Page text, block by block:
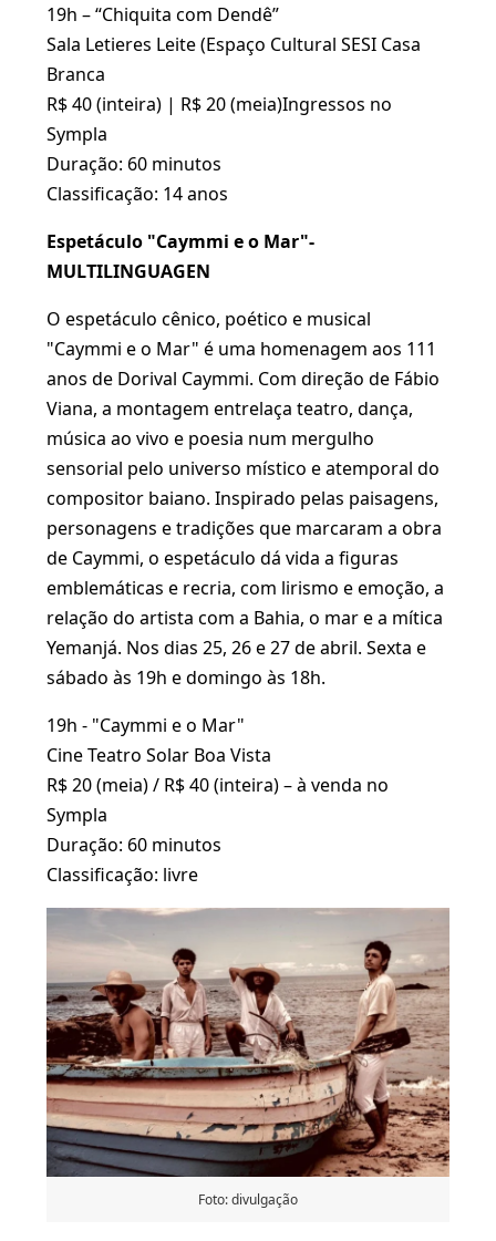
19h – “Chiquita com Dendê”
Sala Letieres Leite (Espaço Cultural SESI Casa
Branca
R$ 40 (inteira) | R$ 20 (meia)Ingressos no
Sympla
Duração: 60 minutos
Classificação: 14 anos
Espetáculo "Caymmi e o Mar"-
MULTILINGUAGEN
O espetáculo cênico, poético e musical
"Caymmi e o Mar" é uma homenagem aos 111
anos de Dorival Caymmi. Com direção de Fábio
Viana, a montagem entrelaça teatro, dança,
música ao vivo e poesia num mergulho
sensorial pelo universo místico e atemporal do
compositor baiano. Inspirado pelas paisagens,
personagens e tradições que marcaram a obra
de Caymmi, o espetáculo dá vida a figuras
emblemáticas e recria, com lirismo e emoção, a
relação do artista com a Bahia, o mar e a mítica
Yemanjá. Nos dias 25, 26 e 27 de abril. Sexta e
sábado às 19h e domingo às 18h.
19h - "Caymmi e o Mar"
Cine Teatro Solar Boa Vista
R$ 20 (meia) / R$ 40 (inteira) – à venda no
Sympla
Duração: 60 minutos
Classificação: livre
Foto: divulgação